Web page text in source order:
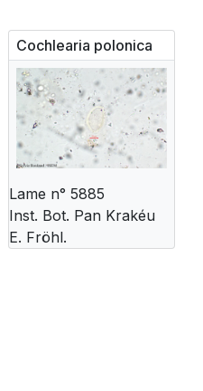
Cochlearia polonica
Lame n° 5885
Inst. Bot. Pan Krakéu
E. Fröhl.